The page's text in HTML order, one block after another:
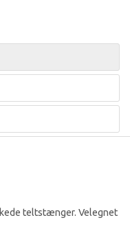
teltstænger. Velegnet